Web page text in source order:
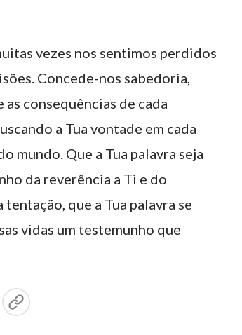
vezes nos sentimos perdidos
Concede-nos sabedoria,
consequências de cada
a Tua vontade em cada
mundo. Que a Tua palavra seja
da reverência a Ti e do
que a Tua palavra se
vidas um testemunho que